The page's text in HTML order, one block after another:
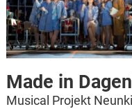
Made in
Musical Projekt